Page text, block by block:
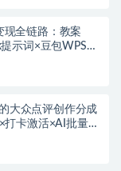
现全链路：教案
示词×豆包WPS
大众点评创作分成
卡激活×AI批量笔